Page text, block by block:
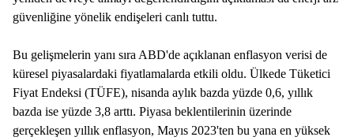
güvenliğine yönelik endişeleri canlı tuttu.
Bu gelişmelerin yanı sıra ABD'de açıklanan enflasyon verisi de
küresel piyasalardaki fiyatlamalarda etkili oldu. Ülkede Tüketici
Fiyat Endeksi (TÜFE), nisanda aylık bazda yüzde 0,6, yıllık
bazda ise yüzde 3,8 arttı. Piyasa beklentilerinin üzerinde
gerçekleşen yıllık enflasyon, Mayıs 2023'ten bu yana en yüksek